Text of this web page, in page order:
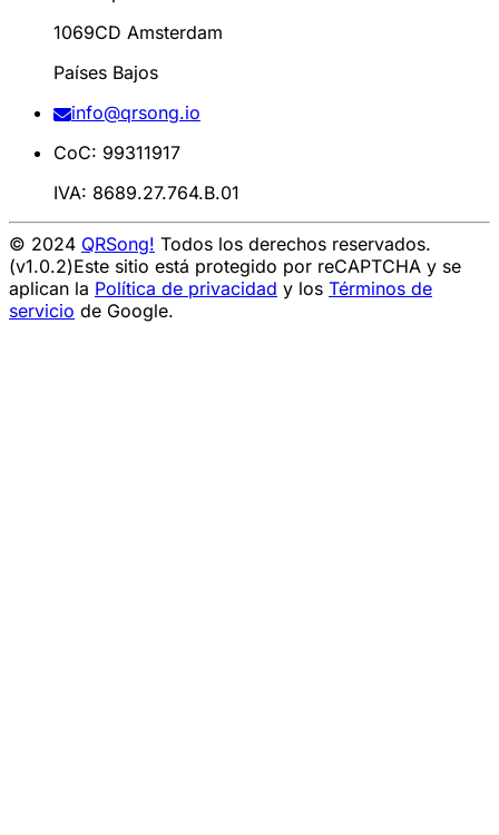
1069CD Amsterdam
Países Bajos
info@qrsong.io
CoC: 99311917
IVA: 8689.27.764.B.01
© 2024 QRSong! Todos los derechos reservados.
(v1.0.2)Este sitio está protegido por reCAPTCHA y se
aplican la Política de privacidad y los Términos de
servicio de Google.